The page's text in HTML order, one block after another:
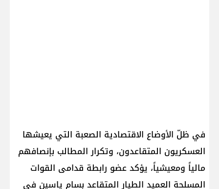
في ظلّ الأوضاع الاقتصادية الصعبة التي يعيشها
العسكريون المتقاعدون، وتكرار المطالب بإنصافهم
مالياً ومعيشياً، يؤكد عضو رابطة قدامى القوات
المسلحة العميد الطيار المتقاعد بسام ياسين في